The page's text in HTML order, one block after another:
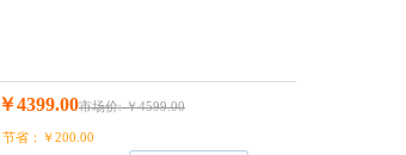
￥4399.00市场价: ￥4599.00
节省：￥200.00